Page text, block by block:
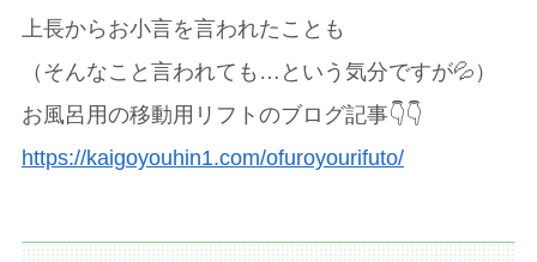
上長からお小言を言われたことも
（そんなこと言われても…という気分ですが💦）
お風呂用の移動用リフトのブログ記事👇👇
https://kaigoyouhin1.com/ofuroyourifuto/